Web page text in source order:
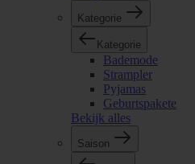
Kategorie
Kategorie
Bademode
Strampler
Pyjamas
Geburtspakete
Bekijk alles
Saison